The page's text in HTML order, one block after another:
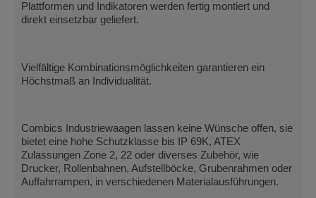
Plattformen und Indikatoren werden fertig montiert und
direkt einsetzbar geliefert.
Vielfältige Kombinationsmöglichkeiten garantieren ein
Höchstmaß an Individualität.
Combics Industriewaagen lassen keine Wünsche offen, sie
bietet eine hohe Schutzklasse bis IP 69K, ATEX
Zulassungen Zone 2, 22 oder diverses Zubehör, wie
Drucker, Rollenbahnen, Aufstellböcke, Grubenrahmen oder
Auffahrrampen, in verschiedenen Materialausführungen.